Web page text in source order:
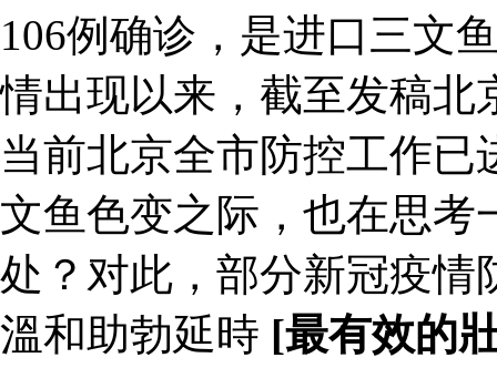
106例确诊，是进口三文
情出现以来，截至发稿北
当前北京全市防控工作
文鱼色变之际，也在思
处？对此，部分新冠疫情
溫和助勃延時 [最有效的